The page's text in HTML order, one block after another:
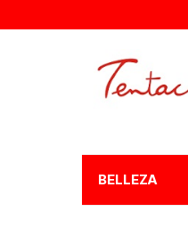
BELLEZA